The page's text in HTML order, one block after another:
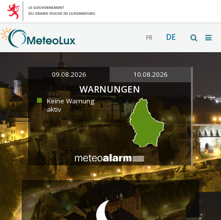
FR DE
09.08.2026 10.08.2026
WARNUNGEN
Keine Warnung
aktiv